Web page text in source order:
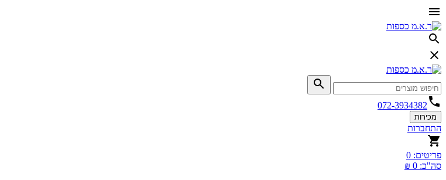
072-3934382
מכירות
התחברות
פריטים: 0
סה"כ: 0 ₪